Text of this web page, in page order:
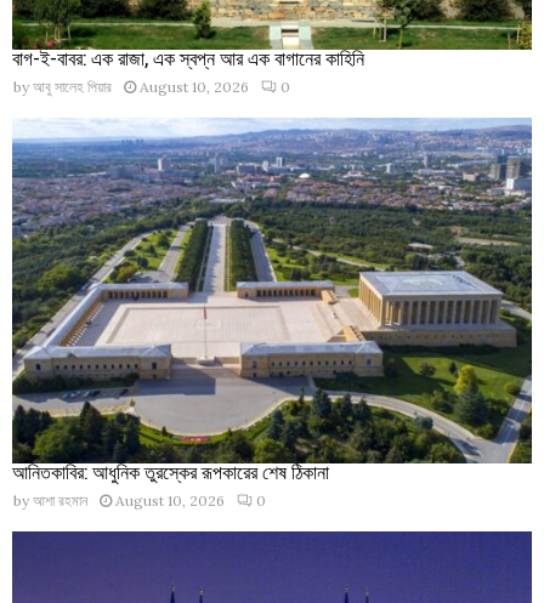
বাগ-ই-বাবর: এক রাজা, এক স্বপ্ন আর এক বাগানের কাহিনি
by আবু সালেহ পিয়ার August 10, 2026 0
আনিতকাবির: আধুনিক তুরস্কের রূপকারের শেষ ঠিকানা
by আশা রহমান August 10, 2026 0